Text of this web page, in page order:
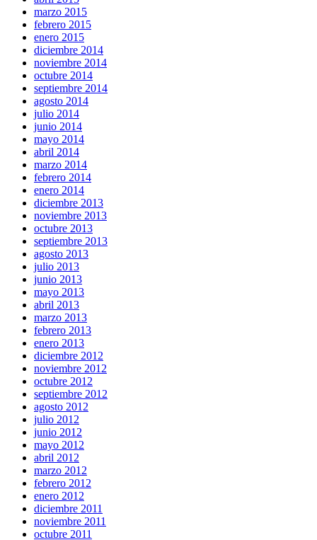
marzo 2015
febrero 2015
enero 2015
diciembre 2014
noviembre 2014
octubre 2014
septiembre 2014
agosto 2014
julio 2014
junio 2014
mayo 2014
abril 2014
marzo 2014
febrero 2014
enero 2014
diciembre 2013
noviembre 2013
octubre 2013
septiembre 2013
agosto 2013
julio 2013
junio 2013
mayo 2013
abril 2013
marzo 2013
febrero 2013
enero 2013
diciembre 2012
noviembre 2012
octubre 2012
septiembre 2012
agosto 2012
julio 2012
junio 2012
mayo 2012
abril 2012
marzo 2012
febrero 2012
enero 2012
diciembre 2011
noviembre 2011
octubre 2011